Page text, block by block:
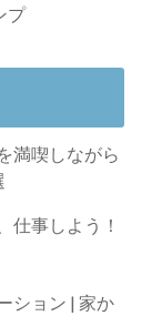
プ
満喫しながら
仕事しよう！
ション | 家か